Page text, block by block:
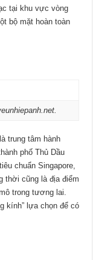
tại khu vực vòng
bộ mặt hoàn toàn
trung tâm hành
phố Thủ Dầu
chuẩn Singapore,
thời cũng là địa điểm
trong tương lai.
kính” lựa chọn để có